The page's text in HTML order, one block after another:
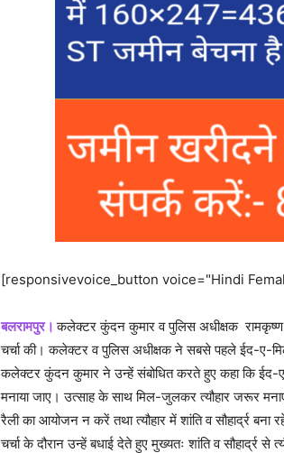
[responsivevoice_button voice="Hindi
बलरामपुर।कलेक्टर कुंदन कुमार व पुलिस अधीक्षक रामकृष्ण
चर्चा की। कलेक्टर व पुलिस अधीक्षक ने सबसे पहले ईद-ए-
कलेक्टर कुंदन कुमार ने उन्हें संबोधित करते हुए कहा कि ईद-ए-
मनाया जाए। उत्साह के साथ मिल-जुलकर त्यौहार जरूर
रैली का आयोजन न करें तथा त्यौहार में शांति व सौहार्द्र
चर्चा के दौरान उन्हें बधाई देते हुए मुख्यतः शांति व सौहार्द्र